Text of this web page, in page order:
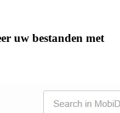
uw bestanden met